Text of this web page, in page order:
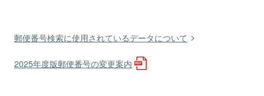
郵便番号検索に使用されているデータについて
2025年度版郵便番号の変更案内